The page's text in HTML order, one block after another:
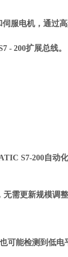
服电机，通过
- 200扩展总线。
S7-200自动
无需更新规模调整
可能检测到低